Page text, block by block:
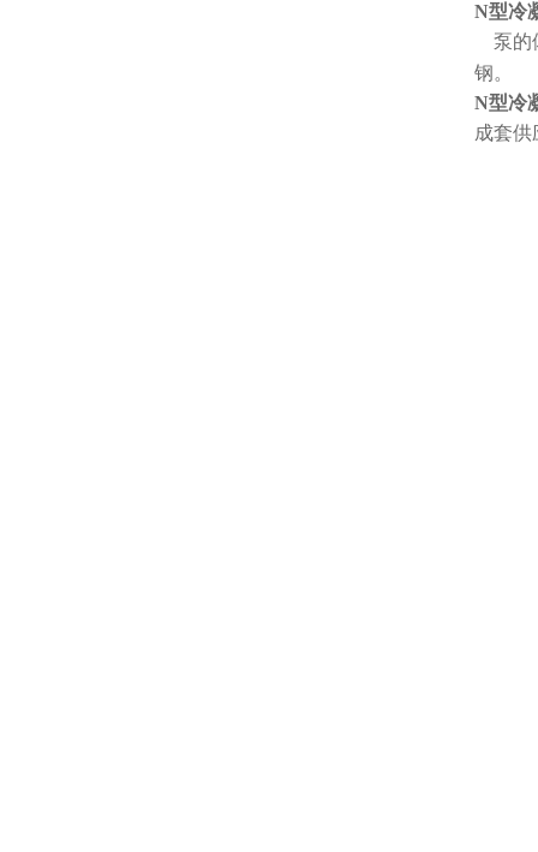
N型冷
泵的
钢。
N型冷
成套供